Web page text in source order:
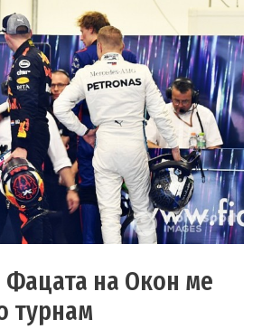
на Окон ме
турнам